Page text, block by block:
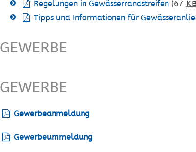
Regelungen in Gewässerrandstreifen (67KB
Tipps und Informationen für
GEWERBE
GEWERBE
Gewerbeanmeldung
Gewerbeummeldung